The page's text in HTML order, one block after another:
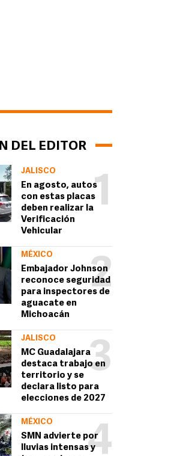
DEL EDITOR
1
JALISCO
En agosto, autos
con estas placas
deben realizar la
Verificación
Vehicular
2
MÉXICO
Embajador Johnson
reconoce seguridad
para inspectores de
aguacate en
Michoacán
3
JALISCO
MC Guadalajara
destaca trabajo en
territorio y se
declara listo para
elecciones de 2027
4
MÉXICO
SMN advierte por
lluvias intensas y